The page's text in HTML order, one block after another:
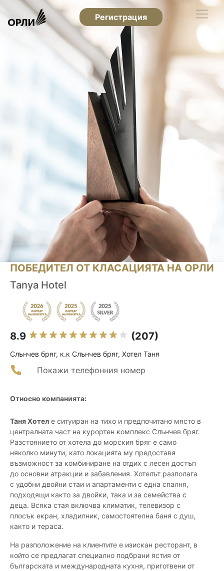
Регистрация
ПОБЕДИТЕЛ ОТ КЛАСАЦИЯТА НА ОРЛИ
Tanya Hotel
8.9 (207)
Слънчев бряг, к.к Слънчев бряг, Хотел Таня
Покажи телефонния номер
Относно компанията:
Таня Хотел е ситуиран на тихо и предпочитано място в
централната част на курортен комплекс Слънчев бряг.
Разстоянието от хотела до морския бряг е само
няколко минути, като локацията му предоставя
възможност за комбиниране на отдих с лесен достъп
до основни атракции и забавления. Хотелът разполага
с удобни двойни стаи и апартаменти с една спалня,
подходящи както за двойки, така и за семейства с
деца. Всяка стая включва климатик, телевизор с
плосък екран, хладилник, самостоятелна баня с душ,
както и тераса.
На разположение на клиентите е изискан ресторант, в
който се предлагат специално подбрани ястия от
българската и международната кухня, приготвени от